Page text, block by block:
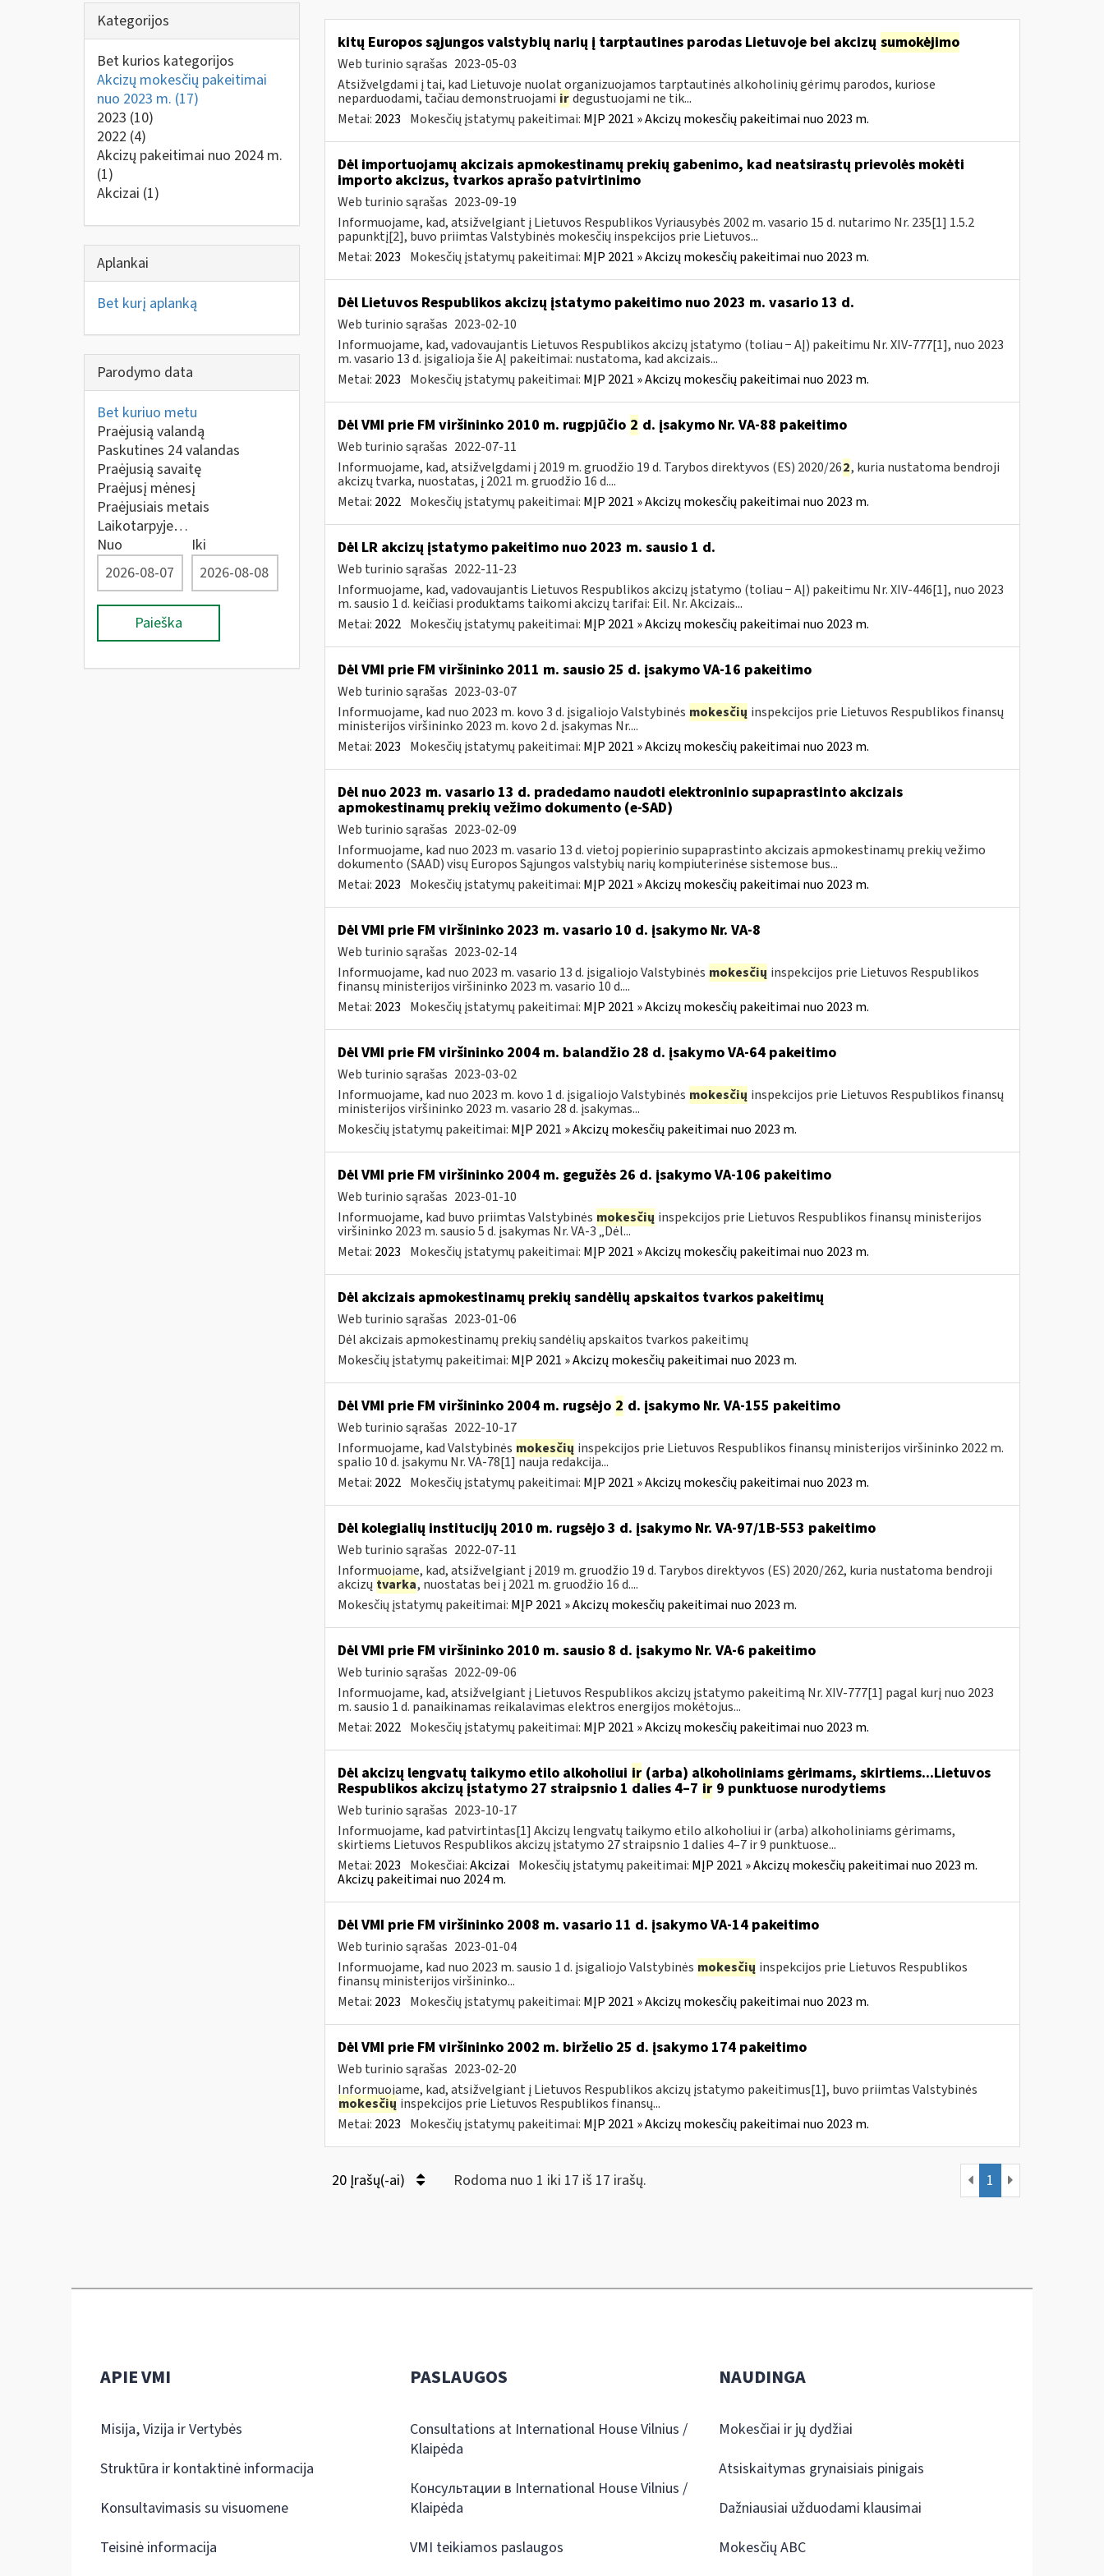
Kategorijos
Bet kurios kategorijos
Akcizų mokesčių pakeitimai
nuo 2023 m. (17)
2023 (10)
2022 (4)
Akcizų pakeitimai nuo 2024 m.
(1)
Akcizai (1)
Aplankai
Bet kurį aplanką
Parodymo data
Bet kuriuo metu
Praėjusią valandą
Paskutines 24 valandas
Praėjusią savaitę
Praėjusį mėnesį
Praėjusiais metais
Laikotarpyje…
Nuo
Iki
Paieška
kitų Europos sąjungos valstybių narių į tarptautines parodas Lietuvoje bei akcizų sumokėjimo
Web turinio sąrašas 2023-05-03
Atsižvelgdami į tai, kad Lietuvoje nuolat organizuojamos tarptautinės alkoholinių gėrimų parodos, kuriose
neparduodami, tačiau demonstruojami ir degustuojami ne tik...
Metai: 2023 Mokesčių įstatymų pakeitimai: MĮP 2021 » Akcizų mokesčių pakeitimai nuo 2023 m.
Dėl importuojamų akcizais apmokestinamų prekių gabenimo, kad neatsirastų prievolės mokėti
importo akcizus, tvarkos aprašo patvirtinimo
Web turinio sąrašas 2023-09-19
Informuojame, kad, atsižvelgiant į Lietuvos Respublikos Vyriausybės 2002 m. vasario 15 d. nutarimo Nr. 235[1] 1.5.2
papunktį[2], buvo priimtas Valstybinės mokesčių inspekcijos prie Lietuvos...
Metai: 2023 Mokesčių įstatymų pakeitimai: MĮP 2021 » Akcizų mokesčių pakeitimai nuo 2023 m.
Dėl Lietuvos Respublikos akcizų įstatymo pakeitimo nuo 2023 m. vasario 13 d.
Web turinio sąrašas 2023-02-10
Informuojame, kad, vadovaujantis Lietuvos Respublikos akcizų įstatymo (toliau − AĮ) pakeitimu Nr. XIV-777[1], nuo 2023
m. vasario 13 d. įsigalioja šie AĮ pakeitimai: nustatoma, kad akcizais...
Metai: 2023 Mokesčių įstatymų pakeitimai: MĮP 2021 » Akcizų mokesčių pakeitimai nuo 2023 m.
Dėl VMI prie FM viršininko 2010 m. rugpjūčio 2 d. įsakymo Nr. VA-88 pakeitimo
Web turinio sąrašas 2022-07-11
Informuojame, kad, atsižvelgdami į 2019 m. gruodžio 19 d. Tarybos direktyvos (ES) 2020/262, kuria nustatoma bendroji
akcizų tvarka, nuostatas, į 2021 m. gruodžio 16 d....
Metai: 2022 Mokesčių įstatymų pakeitimai: MĮP 2021 » Akcizų mokesčių pakeitimai nuo 2023 m.
Dėl LR akcizų įstatymo pakeitimo nuo 2023 m. sausio 1 d.
Web turinio sąrašas 2022-11-23
Informuojame, kad, vadovaujantis Lietuvos Respublikos akcizų įstatymo (toliau − AĮ) pakeitimu Nr. XIV-446[1], nuo 2023
m. sausio 1 d. keičiasi produktams taikomi akcizų tarifai: Eil. Nr. Akcizais...
Metai: 2022 Mokesčių įstatymų pakeitimai: MĮP 2021 » Akcizų mokesčių pakeitimai nuo 2023 m.
Dėl VMI prie FM viršininko 2011 m. sausio 25 d. įsakymo VA-16 pakeitimo
Web turinio sąrašas 2023-03-07
Informuojame, kad nuo 2023 m. kovo 3 d. įsigaliojo Valstybinės mokesčių inspekcijos prie Lietuvos Respublikos finansų
ministerijos viršininko 2023 m. kovo 2 d. įsakymas Nr....
Metai: 2023 Mokesčių įstatymų pakeitimai: MĮP 2021 » Akcizų mokesčių pakeitimai nuo 2023 m.
Dėl nuo 2023 m. vasario 13 d. pradedamo naudoti elektroninio supaprastinto akcizais
apmokestinamų prekių vežimo dokumento (e-SAD)
Web turinio sąrašas 2023-02-09
Informuojame, kad nuo 2023 m. vasario 13 d. vietoj popierinio supaprastinto akcizais apmokestinamų prekių vežimo
dokumento (SAAD) visų Europos Sąjungos valstybių narių kompiuterinėse sistemose bus...
Metai: 2023 Mokesčių įstatymų pakeitimai: MĮP 2021 » Akcizų mokesčių pakeitimai nuo 2023 m.
Dėl VMI prie FM viršininko 2023 m. vasario 10 d. įsakymo Nr. VA-8
Web turinio sąrašas 2023-02-14
Informuojame, kad nuo 2023 m. vasario 13 d. įsigaliojo Valstybinės mokesčių inspekcijos prie Lietuvos Respublikos
finansų ministerijos viršininko 2023 m. vasario 10 d....
Metai: 2023 Mokesčių įstatymų pakeitimai: MĮP 2021 » Akcizų mokesčių pakeitimai nuo 2023 m.
Dėl VMI prie FM viršininko 2004 m. balandžio 28 d. įsakymo VA-64 pakeitimo
Web turinio sąrašas 2023-03-02
Informuojame, kad nuo 2023 m. kovo 1 d. įsigaliojo Valstybinės mokesčių inspekcijos prie Lietuvos Respublikos finansų
ministerijos viršininko 2023 m. vasario 28 d. įsakymas...
Mokesčių įstatymų pakeitimai: MĮP 2021 » Akcizų mokesčių pakeitimai nuo 2023 m.
Dėl VMI prie FM viršininko 2004 m. gegužės 26 d. įsakymo VA-106 pakeitimo
Web turinio sąrašas 2023-01-10
Informuojame, kad buvo priimtas Valstybinės mokesčių inspekcijos prie Lietuvos Respublikos finansų ministerijos
viršininko 2023 m. sausio 5 d. įsakymas Nr. VA-3 „Dėl...
Metai: 2023 Mokesčių įstatymų pakeitimai: MĮP 2021 » Akcizų mokesčių pakeitimai nuo 2023 m.
Dėl akcizais apmokestinamų prekių sandėlių apskaitos tvarkos pakeitimų
Web turinio sąrašas 2023-01-06
Dėl akcizais apmokestinamų prekių sandėlių apskaitos tvarkos pakeitimų
Mokesčių įstatymų pakeitimai: MĮP 2021 » Akcizų mokesčių pakeitimai nuo 2023 m.
Dėl VMI prie FM viršininko 2004 m. rugsėjo 2 d. įsakymo Nr. VA-155 pakeitimo
Web turinio sąrašas 2022-10-17
Informuojame, kad Valstybinės mokesčių inspekcijos prie Lietuvos Respublikos finansų ministerijos viršininko 2022 m.
spalio 10 d. įsakymu Nr. VA-78[1] nauja redakcija...
Metai: 2022 Mokesčių įstatymų pakeitimai: MĮP 2021 » Akcizų mokesčių pakeitimai nuo 2023 m.
Dėl kolegialių institucijų 2010 m. rugsėjo 3 d. įsakymo Nr. VA-97/1B-553 pakeitimo
Web turinio sąrašas 2022-07-11
Informuojame, kad, atsižvelgiant į 2019 m. gruodžio 19 d. Tarybos direktyvos (ES) 2020/262, kuria nustatoma bendroji
akcizų tvarka, nuostatas bei į 2021 m. gruodžio 16 d....
Mokesčių įstatymų pakeitimai: MĮP 2021 » Akcizų mokesčių pakeitimai nuo 2023 m.
Dėl VMI prie FM viršininko 2010 m. sausio 8 d. įsakymo Nr. VA-6 pakeitimo
Web turinio sąrašas 2022-09-06
Informuojame, kad, atsižvelgiant į Lietuvos Respublikos akcizų įstatymo pakeitimą Nr. XIV-777[1] pagal kurį nuo 2023
m. sausio 1 d. panaikinamas reikalavimas elektros energijos mokėtojus...
Metai: 2022 Mokesčių įstatymų pakeitimai: MĮP 2021 » Akcizų mokesčių pakeitimai nuo 2023 m.
Dėl akcizų lengvatų taikymo etilo alkoholiui ir(arba) alkoholiniams gėrimams, skirtiems...Lietuvos
Respublikos akcizų įstatymo 27 straipsnio 1 dalies 4–7 ir9 punktuose nurodytiems
Web turinio sąrašas 2023-10-17
Informuojame, kad patvirtintas[1] Akcizų lengvatų taikymo etilo alkoholiui ir (arba) alkoholiniams gėrimams,
skirtiems Lietuvos Respublikos akcizų įstatymo 27 straipsnio 1 dalies 4–7 ir 9 punktuose...
Metai: 2023 Mokesčiai:Akcizai Mokesčių įstatymų pakeitimai: MĮP 2021 » Akcizų mokesčių pakeitimai nuo 2023 m.
Akcizų pakeitimai nuo 2024 m.
Dėl VMI prie FM viršininko 2008 m. vasario 11 d. įsakymo VA-14 pakeitimo
Web turinio sąrašas 2023-01-04
Informuojame, kad nuo 2023 m. sausio 1 d. įsigaliojo Valstybinės mokesčių inspekcijos prie Lietuvos Respublikos
finansų ministerijos viršininko...
Metai: 2023 Mokesčių įstatymų pakeitimai: MĮP 2021 » Akcizų mokesčių pakeitimai nuo 2023 m.
Dėl VMI prie FM viršininko 2002 m. birželio 25 d. įsakymo 174 pakeitimo
Web turinio sąrašas 2023-02-20
Informuojame, kad, atsižvelgiant į Lietuvos Respublikos akcizų įstatymo pakeitimus[1], buvo priimtas Valstybinės
mokesčių inspekcijos prie Lietuvos Respublikos finansų...
Metai: 2023 Mokesčių įstatymų pakeitimai: MĮP 2021 » Akcizų mokesčių pakeitimai nuo 2023 m.
20 Įrašų(-ai) Rodoma nuo 1 iki 17 iš 17 irašų. 1
APIE VMI
Misija, Vizija ir Vertybės
Struktūra ir kontaktinė informacija
Konsultavimasis su visuomene
Teisinė informacija
PASLAUGOS
Consultations at International House Vilnius /
Klaipėda
Консультации в International House Vilnius /
Klaipėda
VMI teikiamos paslaugos
NAUDINGA
Mokesčiai ir jų dydžiai
Atsiskaitymas grynaisiais pinigais
Dažniausiai užduodami klausimai
Mokesčių ABC